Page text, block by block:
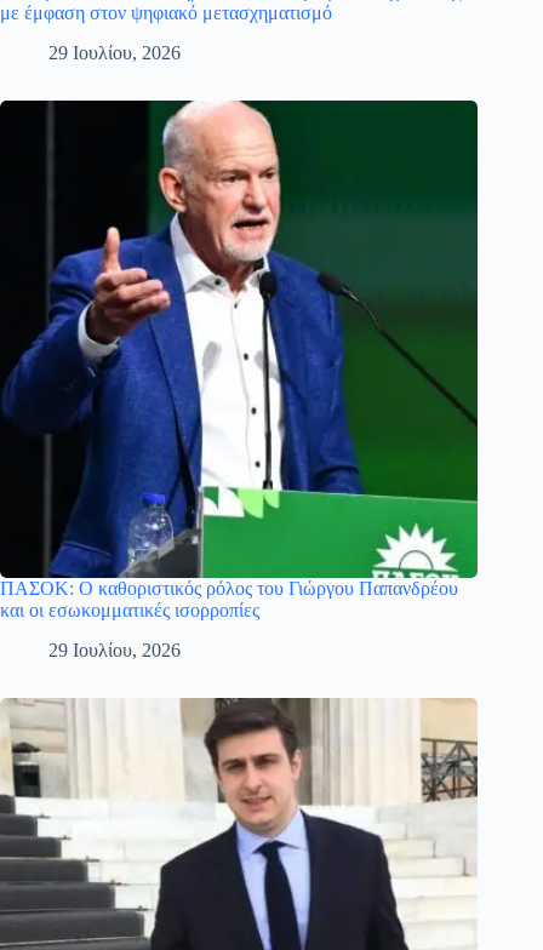
με έμφαση στον ψηφιακό μετασχηματισμό
29 Ιουλίου, 2026
ΠΑΣΟΚ: Ο καθοριστικός ρόλος του Γιώργου Παπανδρέου
και οι εσωκομματικές ισορροπίες
29 Ιουλίου, 2026